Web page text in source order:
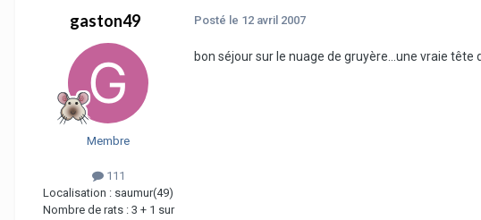
gaston49
Membre
111
Localisation : saumur(49)
Nombre de rats : 3 + 1 sur
Posté le 12 avril 2007
bon séjour sur le nuage de gruyère...une vraie